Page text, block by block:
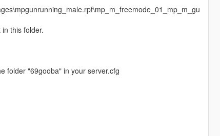
this folder.
folder "69gooba" in your server.cfg